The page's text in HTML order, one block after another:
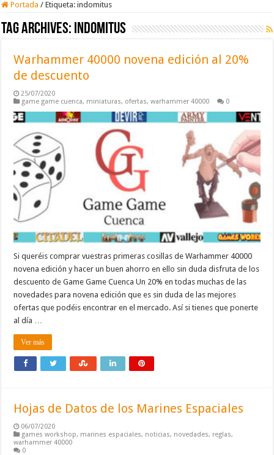
Portada / Etiqueta:indomitus
Tag Archives: indomitus
Warhammer 40000 novena edición al 20%
de descuento
25/07/2020
game game cuenca, miniaturas, ofertas,warhammer 40000 0
Si queréis comprar vuestras primeras cosillas de Warhammer 40000
novena edición y hacer un buen ahorro en ello sin duda disfruta de los
descuento de Game Game Cuenca Un 20% en todas muchas de las
novedades para novena edición que es sin duda de las mejores
ofertas que podéis encontrar en el mercado. Así si tienes que ponerte
al día …
Ver más
Hojas de Datos de los Marines Espaciales
06/07/2020
games workshop, marines espaciales, noticias, novedades, reglas,
warhammer 40000
0